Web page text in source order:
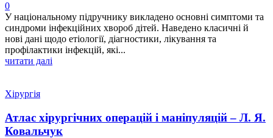
0
У національному підручнику викладено основні симптоми та
синдроми інфекційних хвороб дітей. Наведено класичні й
нові дані щодо етіології, діагностики, лікування та
профілактики інфекцій, які...
читати далі
Хірургія
Атлас хірургічних операцій і маніпуляцій – Л. Я.
Ковальчук